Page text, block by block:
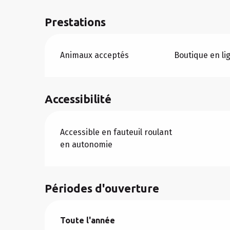
Prestations
Animaux acceptés Boutique en
Accessibilité
Accessible en fauteuil roulant
en autonomie
Périodes d'ouverture
Toute l'année
Toute l'année